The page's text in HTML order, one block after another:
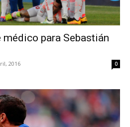
para Sebastián
2016 0